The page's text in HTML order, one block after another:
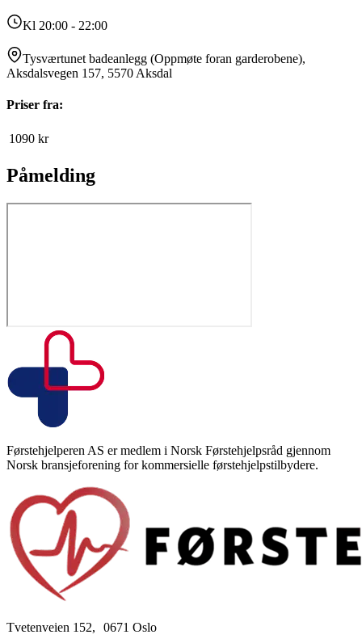
Kl 20:00 - 22:00
Tysværtunet badeanlegg (Oppmøte foran garderobene),
Aksdalsvegen 157, 5570 Aksdal
Priser fra:
1090 kr
Påmelding
Førstehjelperen AS er medlem i Norsk Førstehjelpsråd gjennom
Norsk bransjeforening for kommersielle førstehjelpstilbydere.
Tvetenveien 152, 0671 Oslo